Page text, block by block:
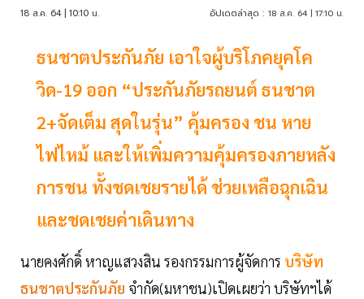
18 ส.ค. 64 | 10:10 น. อัปเดตล่าสุด : 18 ส.ค. 64 | 17:10 น.
ธนชาตประกันภัย เอาใจผู้บริโภคยุคโค
วิด-19 ออก “ประกันภัยรถยนต์ ธนชาต
2+จัดเต็ม สุดในรุ่น” คุ้มครอง ชน หาย
ไฟไหม้ และให้เพิ่มความคุ้มครองภายหลัง
การชน ทั้งชดเชยรายได้ ช่วยเหลือฉุกเฉิน
และชดเชยค่าเดินทาง
นายคงศักดิ์ หาญแสวงสิน รองกรรมการผู้จัดการ บริษัท
ธนชาตประกันภัย จำกัด(มหาชน)เปิดเผยว่า บริษัทฯได้